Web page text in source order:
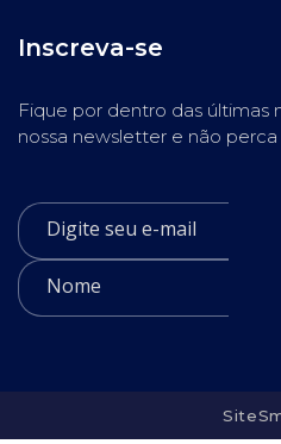
Inscreva-se
Fique por dentro das últimas
nossa newsletter e não